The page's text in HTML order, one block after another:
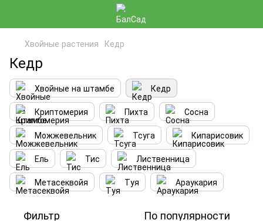
Хвойные растения Кедр
Кедр
Хвойные на штамбе
Кедр
Криптомерия
Пихта
Сосна
Можжевельник
Тсуга
Кипарисовик
Ель
Тис
Лиственница
Метасеквойя
Туя Араукария
Фильтр По популярности